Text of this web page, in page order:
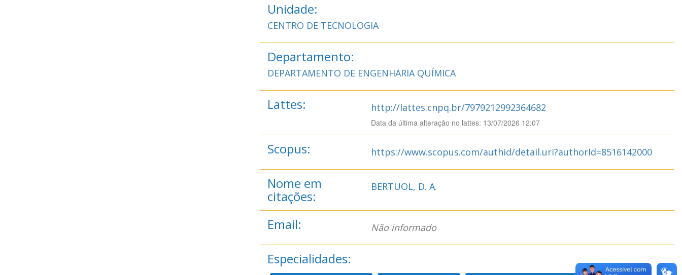
Unidade:
CENTRO DE TECNOLOGIA
Departamento:
DEPARTAMENTO DE ENGENHARIA QUÍMICA
Lattes: http://lattes.cnpq.br/7979212992364682
Data da última alteração no lattes: 13/07/2026 12:07
Scopus: https://www.scopus.com/authid/detail.uri?authorId=8516142000
Nome em
citações:
BERTUOL, D. A.
Email: Não informado
Especialidades: